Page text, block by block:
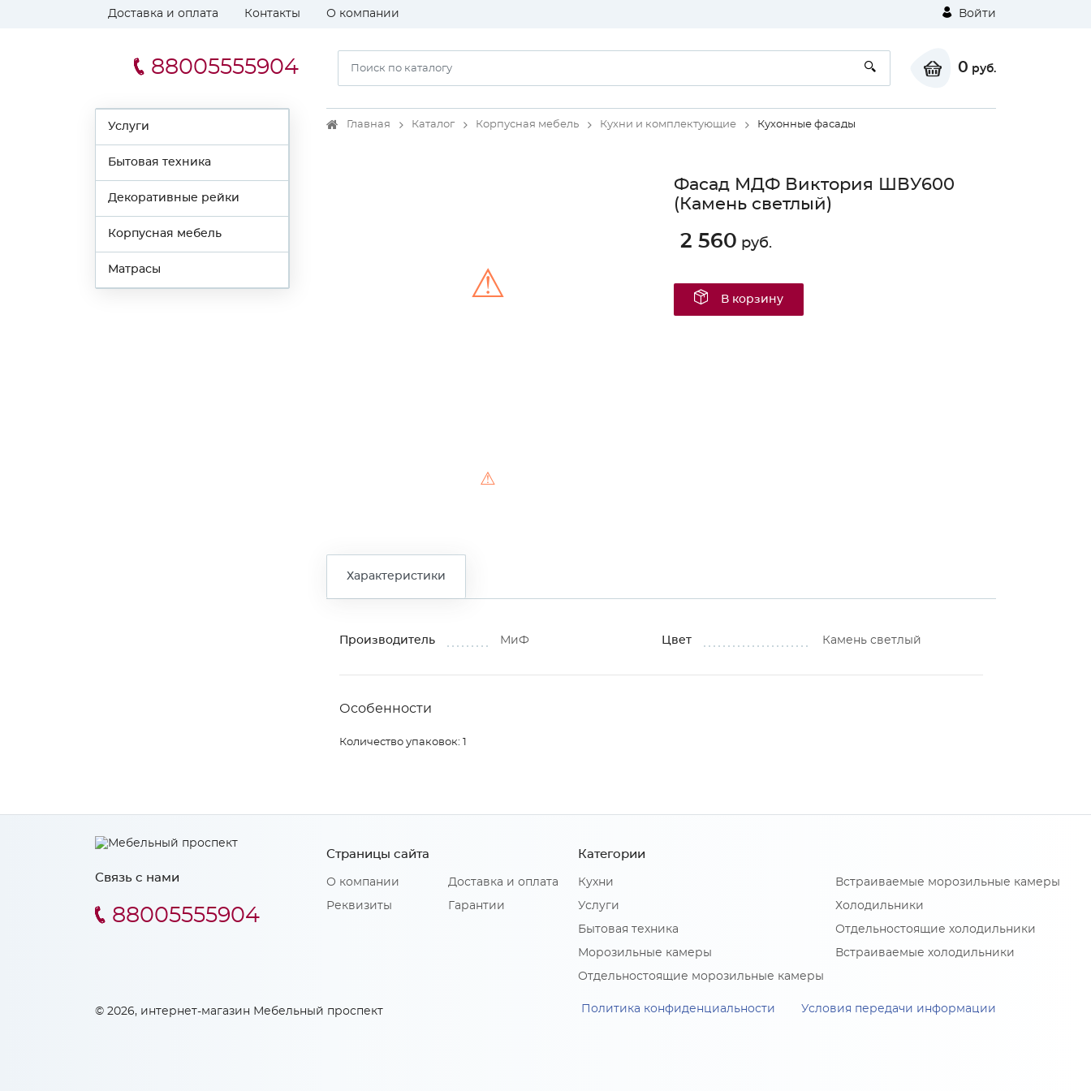
Доставка и оплата Контакты О компании Войти
88005555904 0 руб.
Услуги
Бытовая техника
Декоративные рейки
Корпусная мебель
Матрасы
Главная Каталог Корпусная мебель Кухни и комплектующие Кухонные фасады
⚠
⚠
Фасад МДФ Виктория ШВУ600
(Камень светлый)
2 560 руб.
В корзину
Характеристики
Производитель МиФ Цвет Камень светлый
Особенности
Количество упаковок: 1
Связь с нами
88005555904
Страницы сайта
О компании
Реквизиты
Доставка и оплата
Гарантии
Категории
Кухни
Услуги
Бытовая техника
Морозильные камеры
Отдельностоящие морозильные камеры
Встраиваемые морозильные камеры
Холодильники
Отдельностоящие холодильники
Встраиваемые холодильники
© 2026, интернет-магазин Мебельный проспект Политика конфиденциальности Условия передачи информации